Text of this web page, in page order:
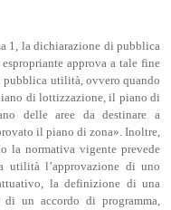
1, la dichiarazione di pubblica
approva a tale fine
utilità, ovvero quando
di lottizzazione, il piano di
delle aree da destinare a
il piano di zona». Inoltre,
la normativa vigente prevede
utilità l’approvazione di uno
la definizione di una
un accordo di programma,